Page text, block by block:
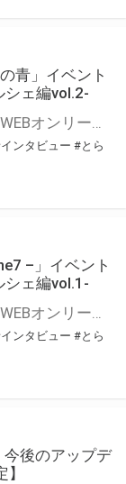
青」イベント
シェ編vol.2-
こんにちは、とらのあなWEBオンリー運営スタッフです。 新たにお届けする、イベント主催者インタビュー-マルシェ編-は、 とらのあなWEBオンリー「マルシェ」をご利用の主催様に 「マルシェ」を使ってイベントを開催した感想や心がけをお聞きする企画です。 今回は、WEBオンリー初開催「駄菓子と唐揚げ、きみの青」より、 主催のぎこ六屋様にお話を伺いました。 協力：ぎこ六屋様／イベント公式Twitter（@krkgwks） とらのあなWEBオンリー「マルシェ」とは？ WEBオンリーでリアルタイムでコミュニケーションがとれるオンライン会場です。
ンタビュー #とら
–」イベント
シェ編vol.1-
こんにちは、とらのあなWEBオンリー運営スタッフです。 新たにお届けする、イベント主催者インタビュー-マルシェ編-は、 とらのあなWEBオンリー「マルシェ」をご利用した主催様に 「マルシェ」を使って開催した感想や心がけをお聞きする企画です。 今回は、WEBオンリー開催7回目迎えた「マレシルプラン – Online7 –」より、 主催の玉川うた様にお話を伺いました。 ▼マレシルプランのインタビュー前回記事 「イベント主催者インタビュー vol.6」はこちら 協力：玉川うた様（マレシルプラン実行委員会 代表）／イベント公式Twitter（@mallesil_plan） とらのあなWEBオンリー「マルシェ」とは？ WEBオンリーでリアルタイムでコミュニケーションがとれるオンライン会場です。
ンタビュー #とら
今後のアップデ